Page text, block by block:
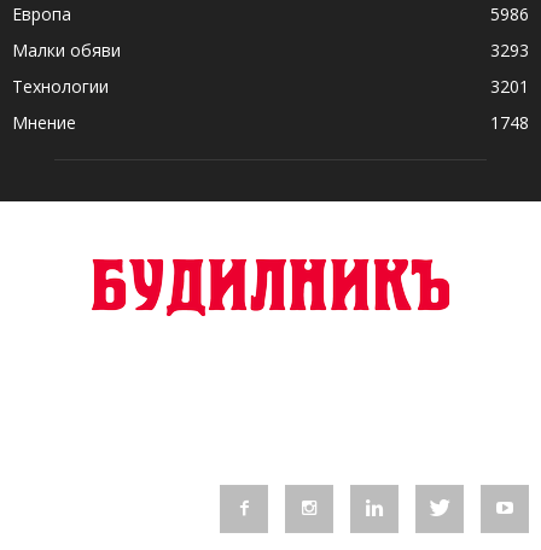
Европа
5986
Малки обяви
3293
Технологии
3201
Мнение
1748